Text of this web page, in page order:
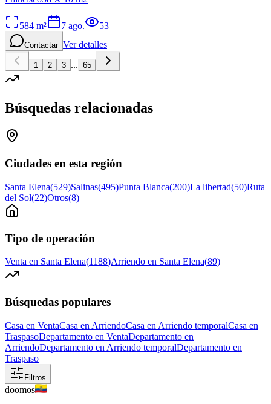
584 m² 7 ago. 53
Contactar Ver detalles
1 2 3 ... 65
Búsquedas relacionadas
Ciudades en esta región
Santa Elena(529)Salinas(495)Punta Blanca(200)La libertad(50)Ruta
del Sol(22)Otros(8)
Tipo de operación
Venta en Santa Elena(1188)Arriendo en Santa Elena(89)
Búsquedas populares
Casa en VentaCasa en ArriendoCasa en Arriendo temporalCasa en
TraspasoDepartamento en VentaDepartamento en
ArriendoDepartamento en Arriendo temporalDepartamento en
Traspaso
Filtros
doomos